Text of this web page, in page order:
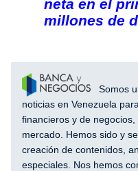
neta en el
millones de
Somos
noticias en Venezuela
financieros y de
mercado. Hemos sido y
creación de contenidos,
especiales. Nos hemos